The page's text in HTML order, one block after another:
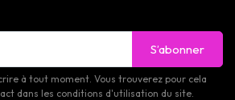
S’abonner
à tout moment. Vous trouverez pour cela
dans les conditions d'utilisation du site.